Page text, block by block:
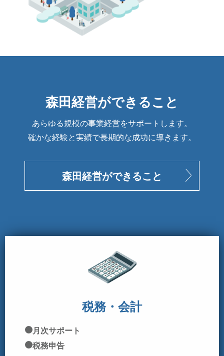
森田経営ができること
あらゆる規模の事業経営をサポートします。
確かな経験と実績で長期的な成功に導きます。
森田経営ができること
税務・会計
月次サポート
税務申告